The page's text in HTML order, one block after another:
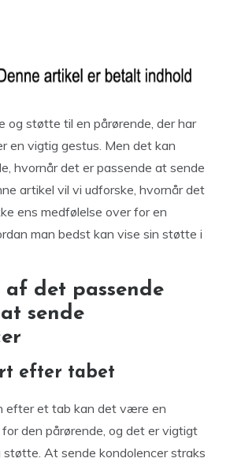
og støtte til en pårørende, der har
en vigtig gestus. Men det kan
hvornår det er passende at sende
artikel vil vi udforske, hvornår det
ens medfølelse over for en
man bedst kan vise sin støtte i
det passende
sende
efter tabet
efter et tab kan det være en
den pårørende, og det er vigtigt
støtte. At sende kondolencer straks